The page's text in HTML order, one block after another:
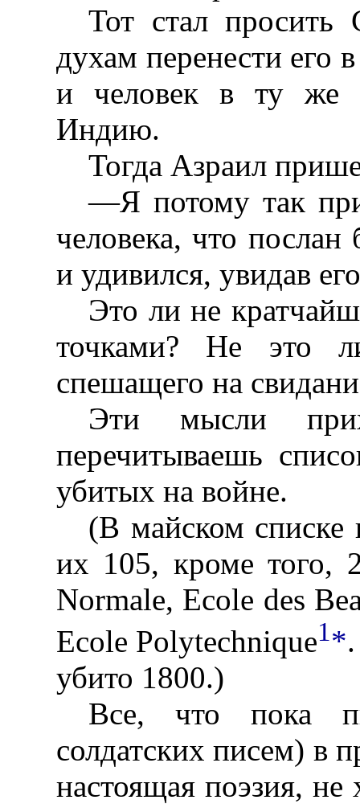
Тот стал просить
духам перенести его
и человек в ту же
Индию.
Тогда Азраил
—Я потому так
человека, что
и удивился, увидав
Это ли не
точками? Не это
спешащего на
Эти мысли
перечитываешь
убитых на войне.
(В майском
их 105, кроме того,
Normale, Ecole des
Ecole Polytechnique1*
убито 1800.)
Все, что пока
солдатских писем) в
настоящая поэзия, не